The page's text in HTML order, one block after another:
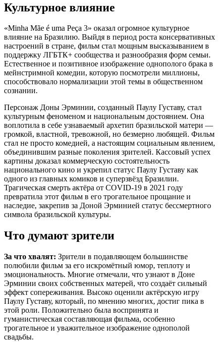
Культурное влияние
«Minha Mãe é uma Peça 3» оказал огромное культурное
влияние на Бразилию. Выйдя в период роста консервативных
настроений в стране, фильм стал мощным высказыванием в
поддержку ЛГБТК+ сообщества и разнообразия форм семьи.
Естественное и позитивное изображение однополого брака в
мейнстримной комедии, которую посмотрели миллионы,
способствовало нормализации этой темы в общественном
сознании.
Персонаж Доны Эрминии, созданный Паулу Густаву, стал
культурным феноменом и национальным достоянием. Она
воплотила в себе узнаваемый архетип бразильской матери —
громкой, властной, тревожной, но безмерно любящей. Фильм
стал не просто комедией, а настоящим социальным явлением,
объединившим разные поколения зрителей. Кассовый успех
картины доказал коммерческую состоятельность
национального кино и укрепил статус Паулу Густаву как
одного из главных комиков и суперзвёзд Бразилии.
Трагическая смерть актёра от COVID-19 в 2021 году
превратила этот фильм в его трогательное прощание и
наследие, закрепив за Доной Эрминией статус бессмертного
символа бразильской культуры.
Что думают зрители
За что хвалят: Зрители в подавляющем большинстве
полюбили фильм за его искромётный юмор, теплоту и
эмоциональность. Многие отмечали, что узнают в Доне
Эрминии своих собственных матерей, что создаёт сильный
эффект сопереживания. Высоко оценили актёрскую игру
Паулу Густаву, который, по мнению многих, достиг пика в
этой роли. Положительно была воспринята и
гуманистическая составляющая фильма, особенно
трогательное и уважительное изображение однополой
свадьбы.